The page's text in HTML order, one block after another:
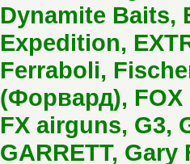
Dynamite Baits,
Expedition,
Ferraboli,
(Форвард), FOX
FX airguns, G3,
GARRETT,